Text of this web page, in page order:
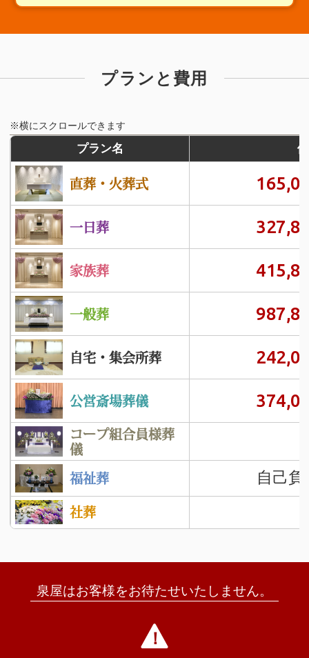
プランと費用
※横にスクロールできます
プラン名
直葬・火葬式
一日葬
家族葬
一般葬
自宅・集会所葬
公営斎場葬儀
コープ組合員様葬
儀
福祉葬
自己負
社葬
泉屋はお客様をお待たせいたしません。